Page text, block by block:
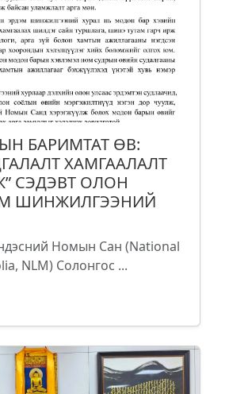
БАРИМТАТ ӨВ:
ХАМГААЛАЛТ
СЭДЭВТ ОЛОН
ШИНЖИЛГЭЭНИЙ
Номын Сан (National
NLM) Солонгос ...